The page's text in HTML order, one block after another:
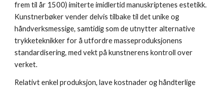
frem til år 1500) imiterte imidlertid manuskriptenes estetikk.
Kunstnerbøker vender delvis tilbake til det unike og
håndverksmessige, samtidig som de utnytter alternative
trykketeknikker for å utfordre masseproduksjonens
standardisering, med vekt på kunstnerens kontroll over
verket.
Relativt enkel produksjon, lave kostnader og håndterlige